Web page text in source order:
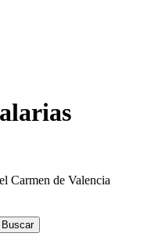
Carmen de Valencia